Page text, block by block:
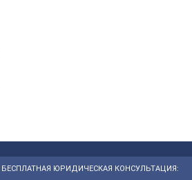
БЕСПЛАТНАЯ ЮРИДИЧЕСКАЯ КОНСУЛЬТАЦИЯ: